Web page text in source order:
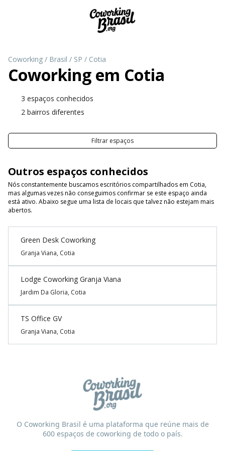
Coworking / Brasil / SP / Cotia
Coworking em Cotia
3 espaços conhecidos
2 bairros diferentes
Filtrar espaços
Outros espaços conhecidos
Nós constantemente buscamos escritórios compartilhados em Cotia,
mas algumas vezes não conseguimos confirmar se este espaço ainda
está ativo. Abaixo segue uma lista de locais que talvez não estejam mais
abertos.
Green Desk Coworking
Granja Viana, Cotia
Lodge Coworking Granja Viana
Jardim Da Gloria, Cotia
TS Office GV
Granja Viana, Cotia
O Coworking Brasil é uma plataforma que reúne mais de
600 espaços de coworking de todo o país.